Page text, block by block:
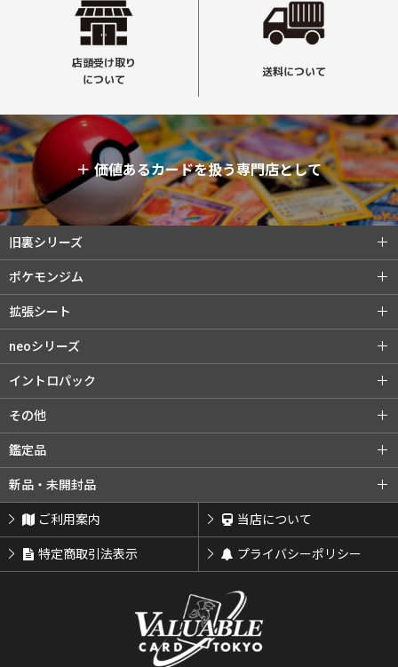
店頭受け取り
について
送料について
＋価値あるカードを扱う専門店として
ご利用案内 当店について
特定商取引法表示 プライバシーポリシー
旧裏シリーズ
旧裏シリーズ (全商品)
第1弾（★）
第3弾 化石の秘密
ポケモンジム
ポケモンジム (全商品)
第1弾 カスミ
第2弾 エリカ
闇からの挑戦
拡張シート
拡張シート (全商品)
第2弾 赤版
neoシリーズ
neoシリーズ (全商品)
第2弾 遺跡をこえて...
第4弾 闇、そして光へ...
プレミアムファイル3
イントロパック
イントロパック (全商品)
ゼニガメデッキ
チコリータデッキ
その他
その他 (全商品)
サザンアイランド
鑑定品
鑑定品 (全商品)
ARS鑑定品 その他鑑定品
新品・未開封品
新品・未開封品 (全商品) BOX・パック
サプライ類等